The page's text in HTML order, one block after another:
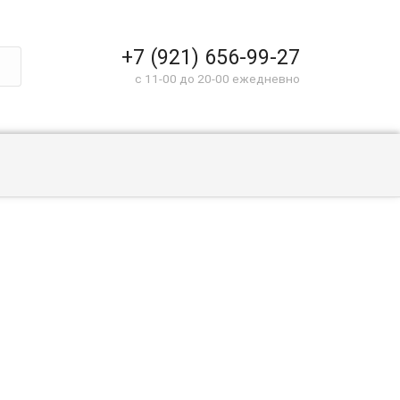
+7 (921) 656-99-27
c 11-00 до 20-00 ежедневно